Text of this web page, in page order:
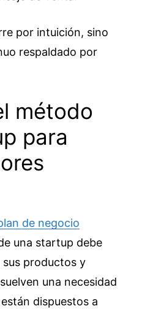
por intuición, sino
respaldado por
método
para
de negocio
una startup debe
sus productos y
una necesidad
dispuestos a